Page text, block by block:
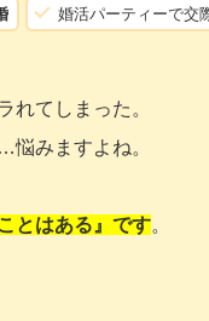
婚活パーティーで交
れてしまった。
みますよね。
とはある』です。